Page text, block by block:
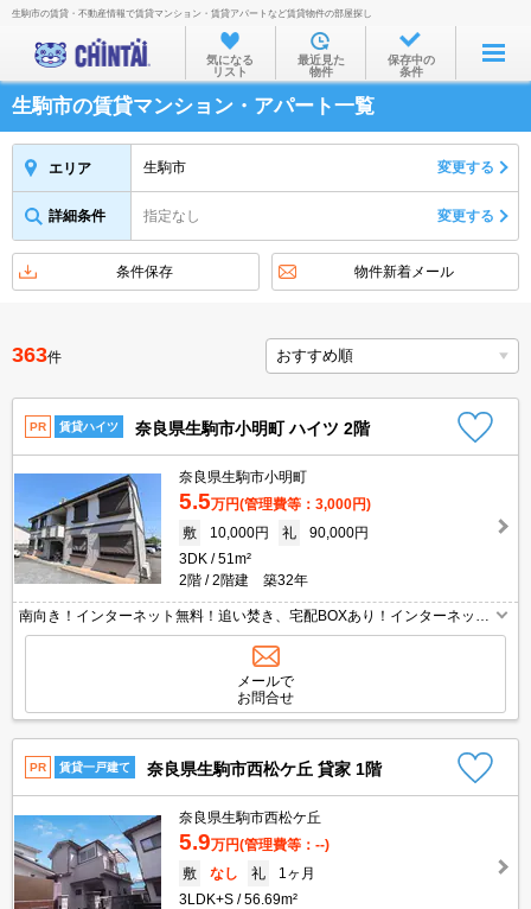
お部屋を探す
沿線・駅から
住所から
物件特集から
不動産会社から
TOP
生駒市の賃貸・不動産情報で賃貸マンション・賃貸アパートなど賃貸物件の部屋探し
気になる
リスト
最近見た
物件
保存中の
条件
生駒市の賃貸マンション・アパート一覧
エリア 生駒市 変更する
詳細条件 指定なし 変更する
条件保存 物件新着メール
363件
PR 賃貸ハイツ 奈良県生駒市小明町 ハイツ 2階
奈良県生駒市小明町
5.5万円(管理費等：3,000円)
敷
10,000円 礼
90,000円
3DK
51m²
2階
2階建 築32年
南向き！インターネット無料！追い焚き、宅配BOXあり！インターネット
無料！！魅力の条件になりました(^o^)／☆ ファミリー様におすすめの３
ＤＫ。お買い物にも便利な立地です。明るい室内、南向きの専用庭はお値
打ちですね☆まずはお部屋をご覧ください。
メールで
お問合せ
PR 賃貸一戸建て 奈良県生駒市西松ケ丘 貸家 1階
奈良県生駒市西松ケ丘
5.9万円(管理費等：--)
敷
なし 礼
1ヶ月
3LDK+S
56.69m²